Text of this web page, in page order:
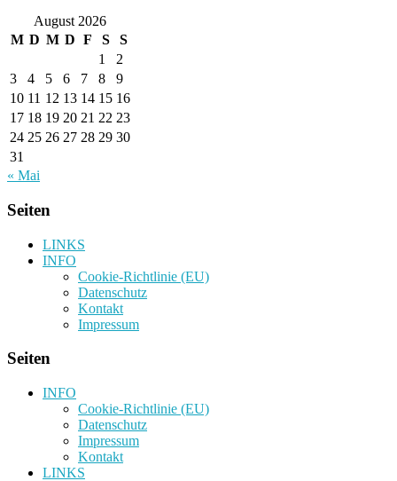
August 2026
M D M D F S
S
1
2
3
4 5 6 7 8
9
10 11 12 13 14 15 16
17 18 19 20 21 22 23
24 25 26 27 28 29 30
31
« Mai
Seiten
LINKS
INFO
Cookie-Richtlinie (EU)
Datenschutz
Kontakt
Impressum
Seiten
INFO
Cookie-Richtlinie (EU)
Datenschutz
Impressum
Kontakt
LINKS